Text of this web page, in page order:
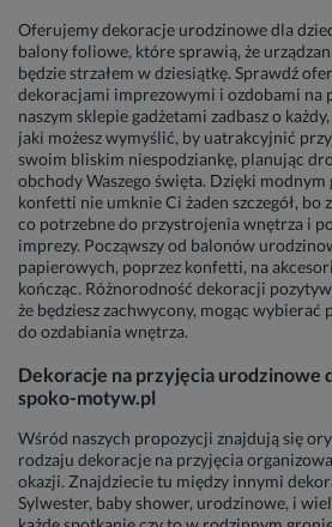
Oferujemy dekoracje urodzinowe dla
balony foliowe, które sprawią, że
będzie strzałem w dziesiątkę. Sprawdź
dekoracjami imprezowymi i ozdobami na
naszym sklepie gadżetami zadbasz o
jaki możesz wymyślić, by uatrakcyjnić
swoim bliskim niespodziankę, planując
obchody Waszego święta. Dzięki
konfetti nie umknie Ci żaden szczegół, bo
co potrzebne do przystrojenia wnętrza i
imprezy. Począwszy od balonów
papierowych, poprzez konfetti, na
kończąc. Różnorodność dekoracji
że będziesz zachwycony, mogąc wybierać
do ozdabiania wnętrza.
Dekoracje na przyjęcia urodzinowe
spoko-motyw.pl
Wśród naszych propozycji znajdują się
rodzaju dekoracje na przyjęcia
okazji. Znajdziecie tu między innymi
Sylwester, baby shower, urodzinowe, i